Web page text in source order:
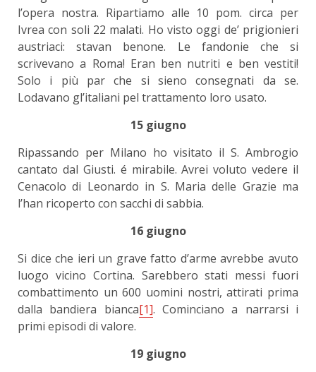
l’opera nostra. Ripartiamo alle 10 pom. circa per
Ivrea con soli 22 malati. Ho visto oggi de’ prigionieri
austriaci: stavan benone. Le fandonie che si
scrivevano a Roma! Eran ben nutriti e ben vestiti!
Solo i più par che si sieno consegnati da se.
Lodavano gl’italiani pel trattamento loro usato.
15 giugno
Ripassando per Milano ho visitato il S. Ambrogio
cantato dal Giusti. é mirabile. Avrei voluto vedere il
Cenacolo di Leonardo in S. Maria delle Grazie ma
l’han ricoperto con sacchi di sabbia.
16 giugno
Si dice che ieri un grave fatto d’arme avrebbe avuto
luogo vicino Cortina. Sarebbero stati messi fuori
combattimento un 600 uomini nostri, attirati prima
dalla bandiera bianca[1]. Cominciano a narrarsi i
primi episodi di valore.
19 giugno